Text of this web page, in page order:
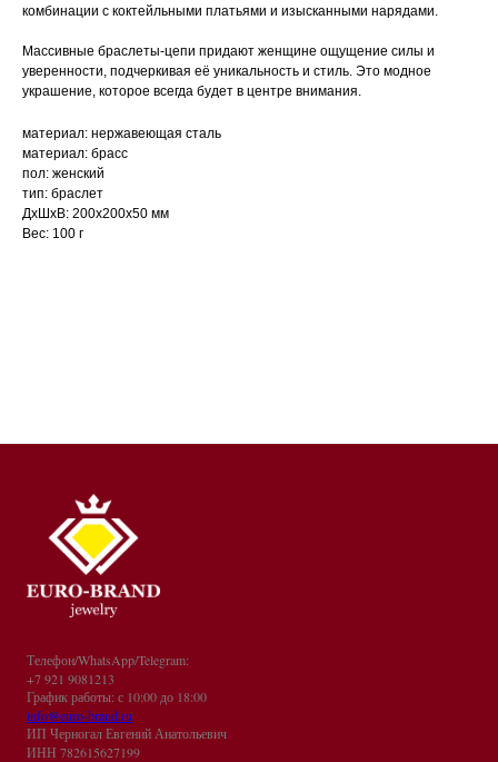
комбинации с коктейльными платьями и изысканными нарядами.
Массивные браслеты-цепи придают женщине ощущение силы и
уверенности, подчеркивая её уникальность и стиль. Это модное
украшение, которое всегда будет в центре внимания.
материал: нержавеющая сталь
материал: брасс
пол: женский
тип: браслет
ДxШxВ: 200x200x50 мм
Вес: 100 г
Телефон/WhatsApp/Telegram:
+7 921 9081213
График работы: с 10:00 до 18:00
info@euro-brand.ru
ИП Черногал Евгений Анатольевич
ИНН 782615627199